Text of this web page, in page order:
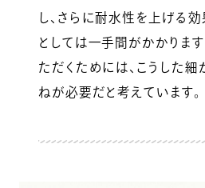
し、さらに耐水性を上げる効
としては一手間がかかりま
ただくためには、こうした
ねが必要だと考えています。